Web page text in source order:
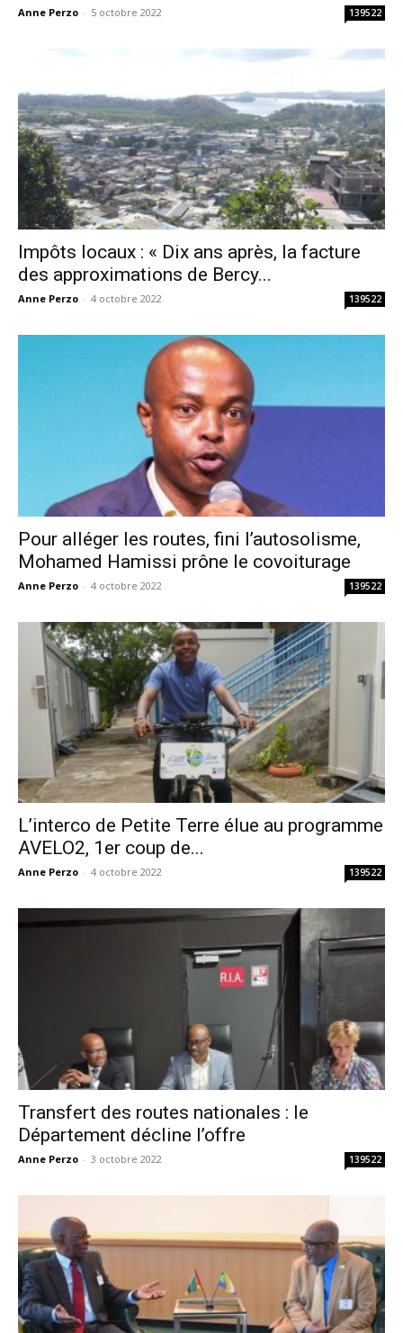
Anne Perzo - 5 octobre 2022 139522
Impôts locaux : « Dix ans après, la facture
des approximations de Bercy...
Anne Perzo - 4 octobre 2022 139522
Pour alléger les routes, fini l’autosolisme,
Mohamed Hamissi prône le covoiturage
Anne Perzo - 4 octobre 2022 139522
L’interco de Petite Terre élue au programme
AVELO2, 1er coup de...
Anne Perzo - 4 octobre 2022 139522
Transfert des routes nationales : le
Département décline l’offre
Anne Perzo - 3 octobre 2022 139522